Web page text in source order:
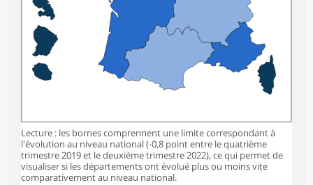
Lecture : les bornes comprennent une limite correspondant à
l'évolution au niveau national (-0,8 point entre le quatrième
trimestre 2019 et le deuxième trimestre 2022), ce qui permet de
visualiser si les départements ont évolué plus ou moins vite
comparativement au niveau national.